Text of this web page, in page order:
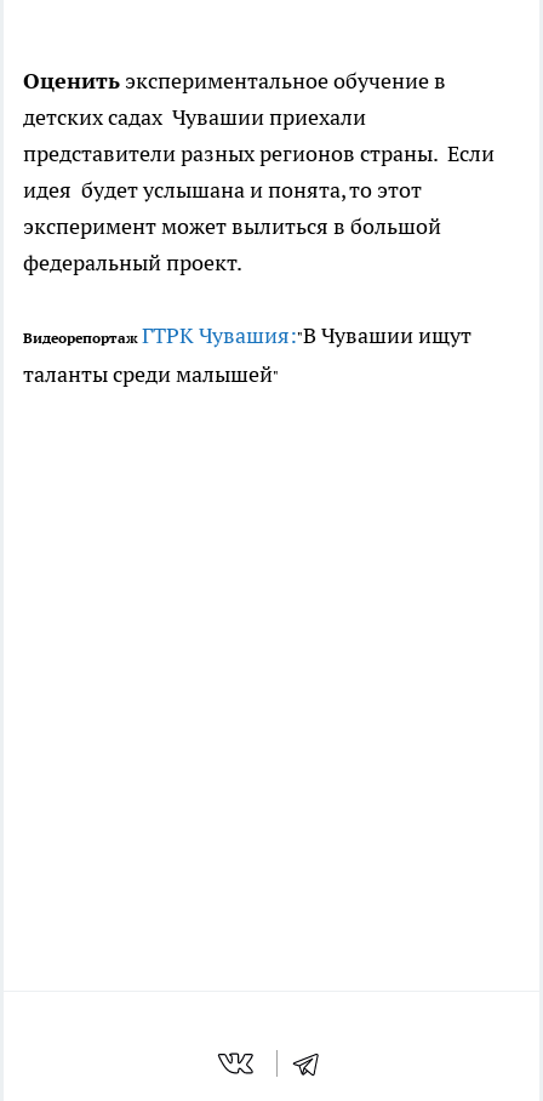
Оценить экспериментальное обучение в
детских садах Чувашии приехали
представители разных регионов страны. Если
идея будет услышана и понята, то этот
эксперимент может вылиться в большой
федеральный проект.
Видеорепортаж ГТРК Чувашия:"В Чувашии ищут
таланты среди малышей"